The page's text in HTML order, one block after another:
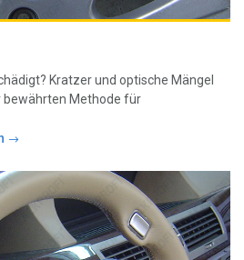
Kratzer und optische Mängel
bewährten Methode für